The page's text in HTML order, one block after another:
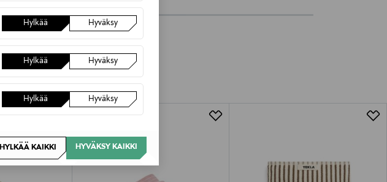
Hylkää Hyväksy
Hylkää Hyväksy
Hylkää Hyväksy
HYLKÄÄ KAIKKI HYVÄKSY KAIKKI